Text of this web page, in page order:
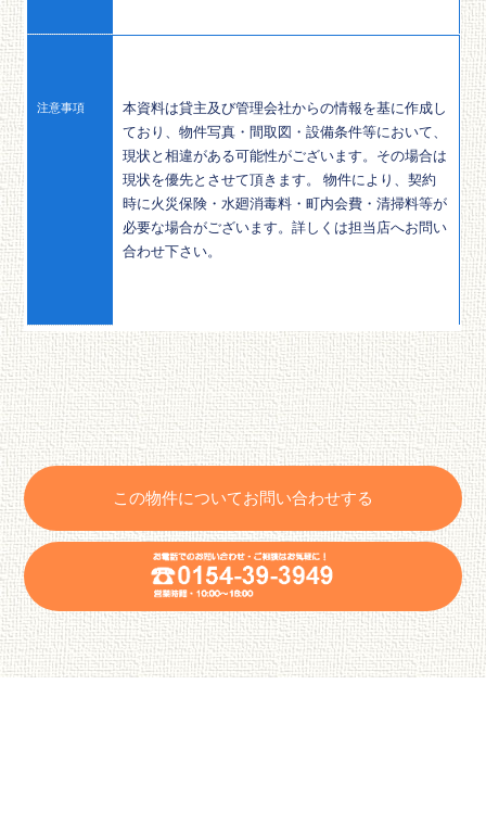
注意事項
本資料は貸主及び管理会社からの情報を基に作成し
ており、物件写真・間取図・設備条件等において、
現状と相違がある可能性がございます。その場合は
現状を優先とさせて頂きます。 物件により、契約
時に火災保険・水廻消毒料・町内会費・清掃料等が
必要な場合がございます。詳しくは担当店へお問い
合わせ下さい。
この物件についてお問い合わせする